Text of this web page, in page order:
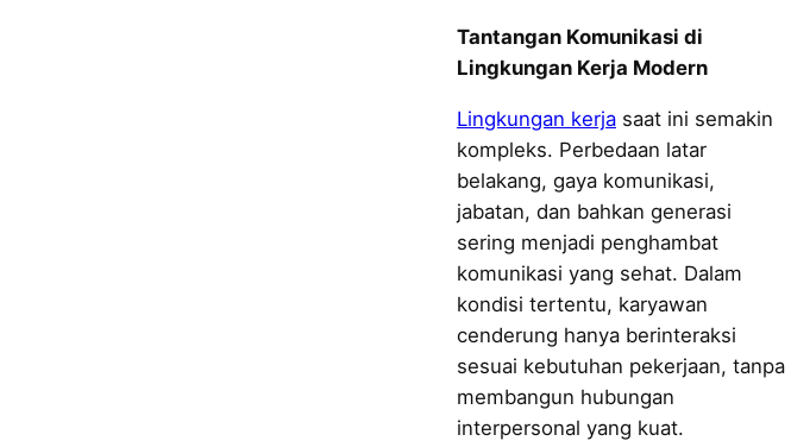
Tantangan Komunikasi di
Lingkungan Kerja Modern
Lingkungan kerja saat ini semakin
kompleks. Perbedaan latar
belakang, gaya komunikasi,
jabatan, dan bahkan generasi
sering menjadi penghambat
komunikasi yang sehat. Dalam
kondisi tertentu, karyawan
cenderung hanya berinteraksi
sesuai kebutuhan pekerjaan, tanpa
membangun hubungan
interpersonal yang kuat.